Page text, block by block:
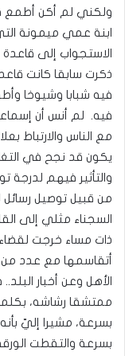
ولكني لم أكن أطمع
ابنة عمي ميمونة
الاستجواب إلى
ذكرت سابقا كانت
فيه شبابا وشيوخا
فيه. لم أنس أن
مع الناس والارتباط
يكون قد نجح في
والتأثير فيهم
من قبيل توصيل رسائل
السجناء مثلي إلى
ذات مساء خرجت
أتقاسمها مع عدد
الأهل وعن أخبار
ممتشقا رشاشه،
بسرعة، مشيرا إليّ
بسرعة والتقطت